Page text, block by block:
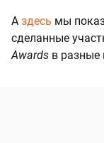
А здесь мы
сделанные
Awards в разные